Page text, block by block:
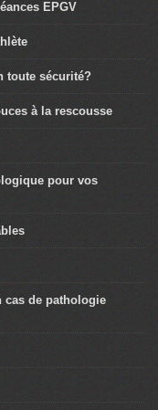
EPGV
toute sécurité?
à la rescousse
pour vos
de pathologie